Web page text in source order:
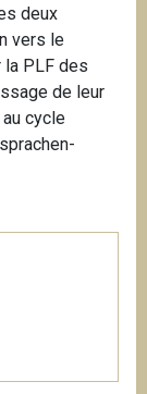
deux
vers le
PLF des
de leur
cycle